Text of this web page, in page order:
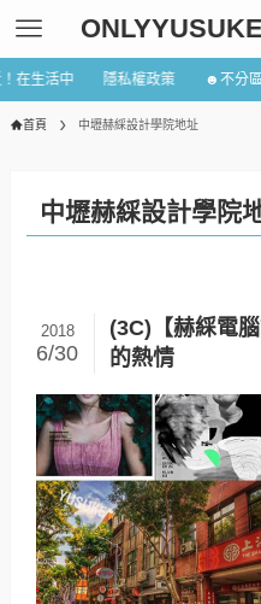
在生活中 隱私權政策 ☻不分
首頁 中壢赫綵設計學院地址
中壢赫綵設計學院
(3C)【赫綵電
的熱情
2018
6/30